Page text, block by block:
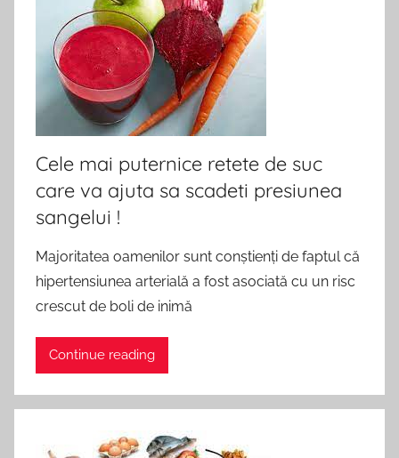
Cele mai puternice retete de suc
care va ajuta sa scadeti presiunea
sangelui !
Majoritatea oamenilor sunt conștienți de faptul că
hipertensiunea arterială a fost asociată cu un risc
crescut de boli de inimă
Continue reading